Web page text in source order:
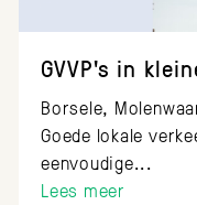
GVVP's in
Borsele,
Goede lokale
eenvoudige...
Lees meer